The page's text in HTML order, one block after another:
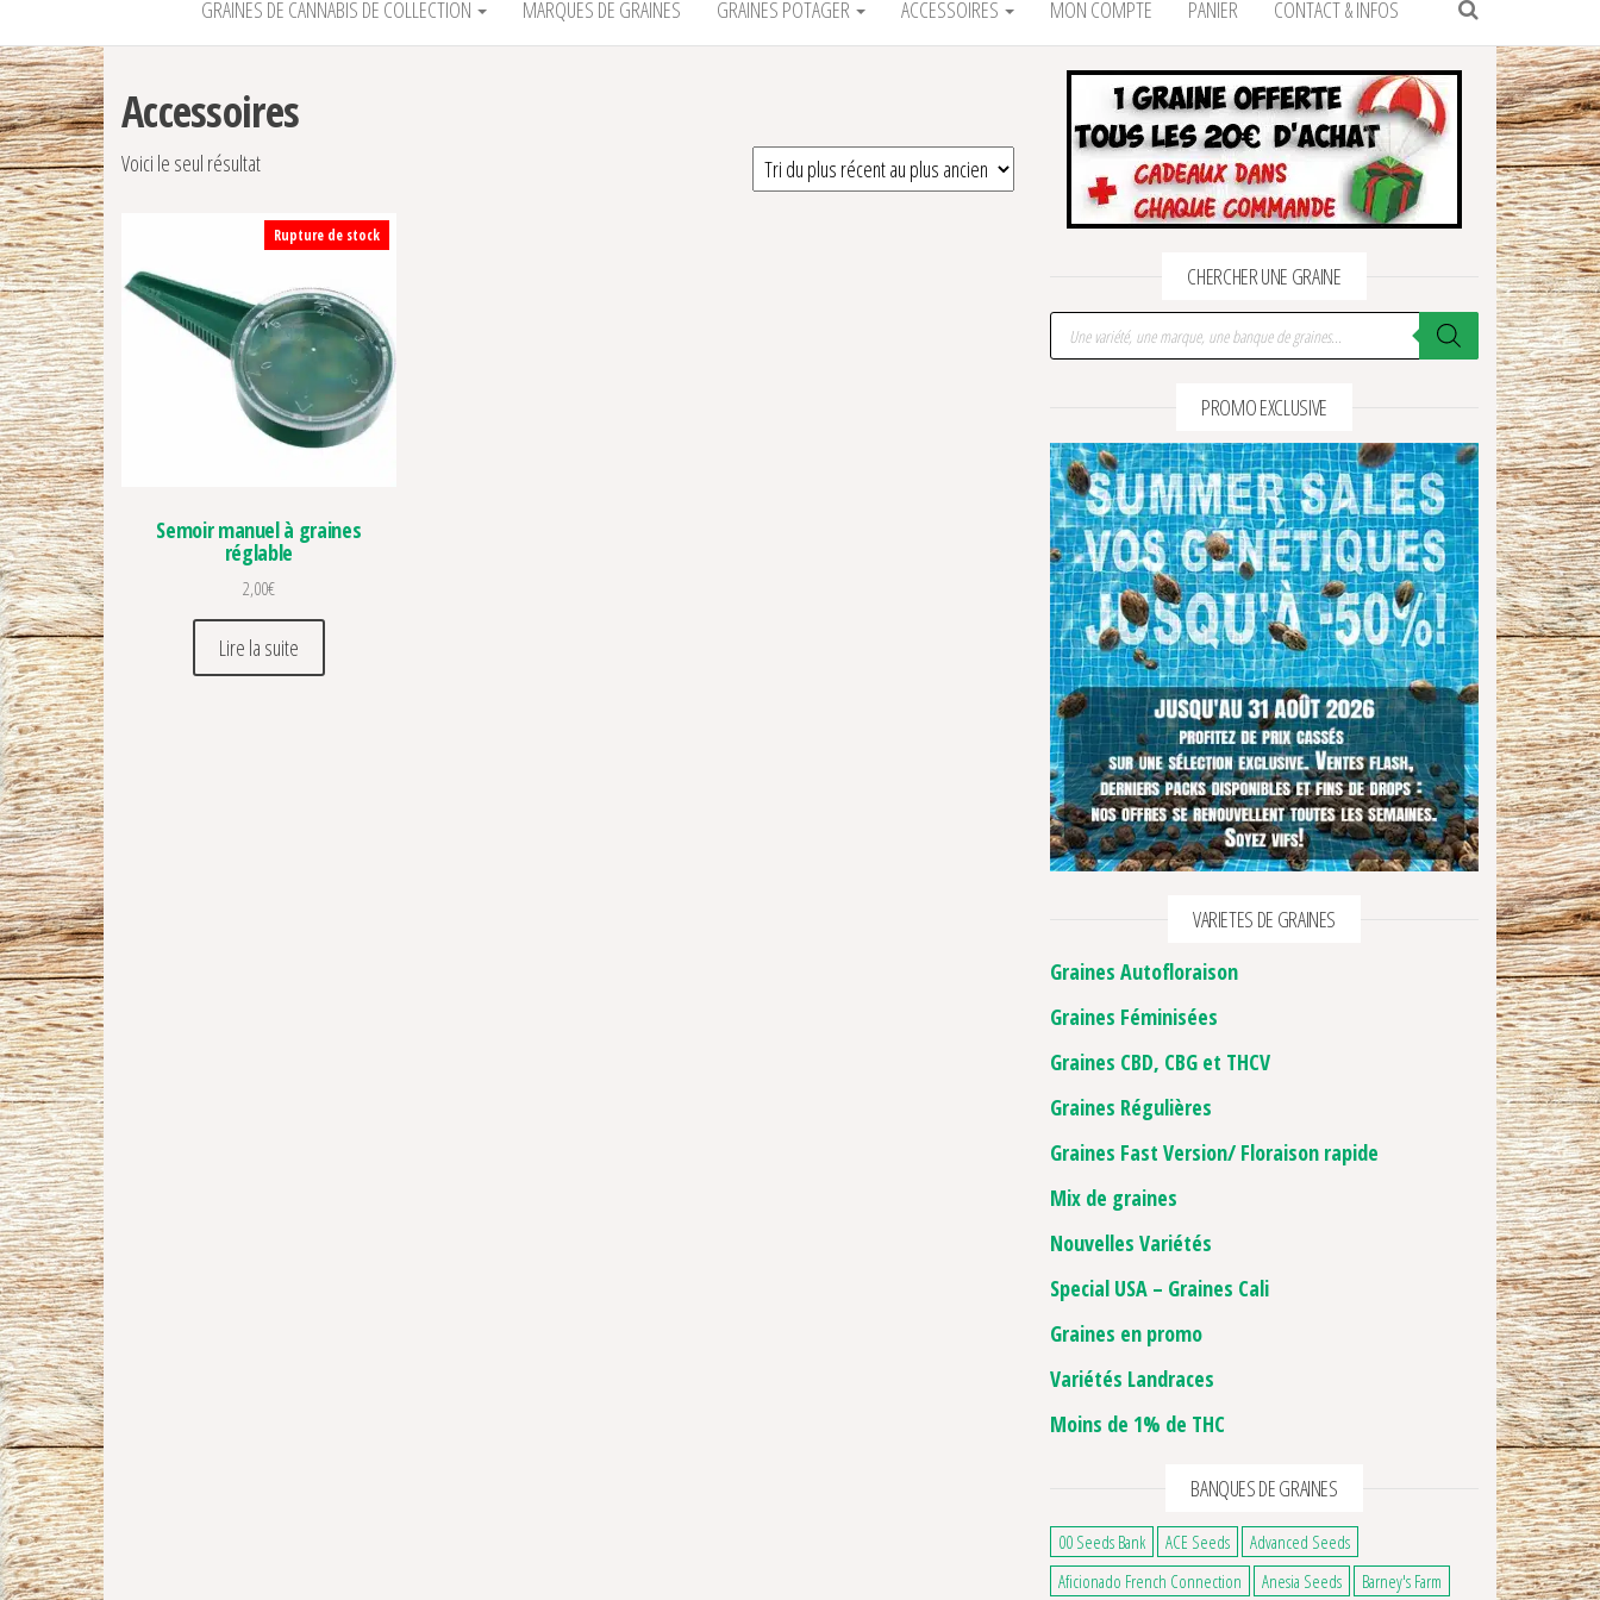
GRAINES DE CANNABIS DE COLLECTION MARQUES DE GRAINES GRAINES POTAGER ACCESSOIRES MON COMPTE PANIER CONTACT & INFOS
Accessoires
Voici le seul résultat
Rupture de stock
Semoir manuel à graines
réglable
2,00€
Lire la suite
CHERCHER UNE GRAINE
Recherche de produits
PROMO EXCLUSIVE
VARIETES DE GRAINES
Graines Autofloraison
Graines Féminisées
Graines CBD, CBG et THCV
Graines Régulières
Graines Fast Version/ Floraison rapide
Mix de graines
Nouvelles Variétés
Special USA – Graines Cali
Graines en promo
Variétés Landraces
Moins de 1% de THC
BANQUES DE GRAINES
00 Seeds Bank ACE Seeds
Advanced Seeds
Aficionado French Connection
Anesia Seeds
Barney's Farm